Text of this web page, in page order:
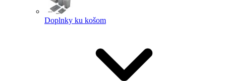
Doplnky ku košom